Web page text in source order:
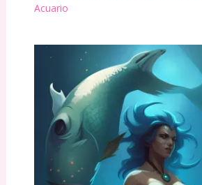
Acuario